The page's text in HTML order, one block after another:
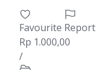
Favourite Report
Rp 1.000,00
/